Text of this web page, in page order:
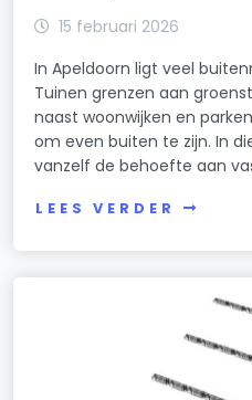
15 februari 2026
In Apeldoorn ligt veel
Tuinen grenzen aan
naast woonwijken en
om even buiten te zijn. In
vanzelf de behoefte aan
LEES VERDER